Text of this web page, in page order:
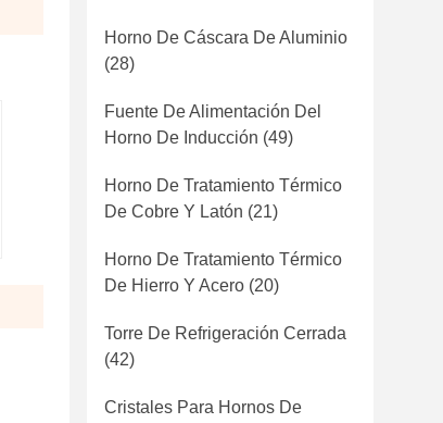
Horno De Cáscara De Aluminio
(28)
Fuente De Alimentación Del
Horno De Inducción (49)
Horno De Tratamiento Térmico
De Cobre Y Latón (21)
Horno De Tratamiento Térmico
De Hierro Y Acero (20)
Torre De Refrigeración Cerrada
(42)
Cristales Para Hornos De